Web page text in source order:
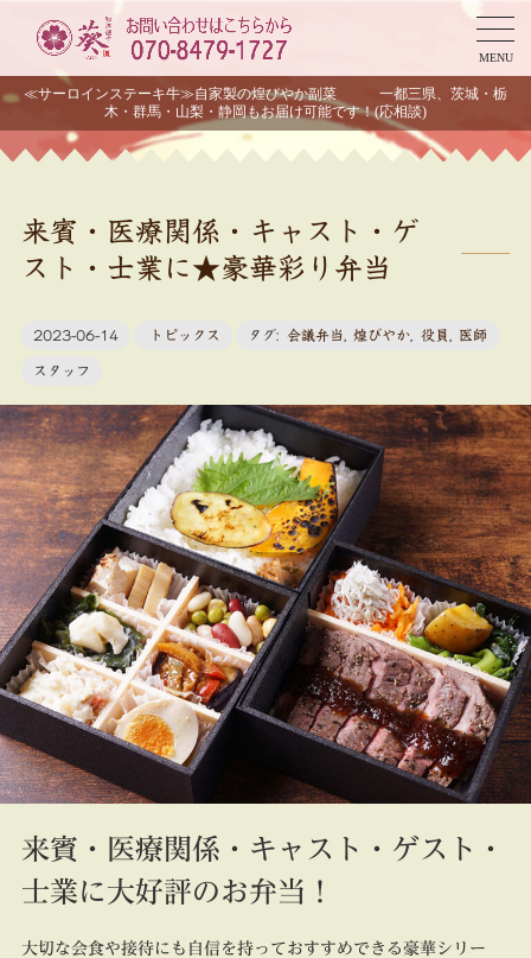
MENU
≪サーロインステーキ牛≫自家製の煌びやか副菜 一都三県、茨城・栃
木・群馬・山梨・静岡もお届け可能です！(応相談)
来賓・医療関係・キャスト・ゲ
スト・士業に★豪華彩り弁当
2023-06-14 トピックス タグ: 会議弁当 煌びやか 役員 医師
スタッフ
来賓・医療関係・キャスト・ゲスト・
士業に大好評のお弁当！
大切な会食や接待にも自信を持っておすすめできる豪華シリー